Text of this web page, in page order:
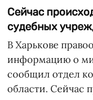
Сейчас
судебных
В Харькове
информацию о
сообщил отдел
области. Сейчас